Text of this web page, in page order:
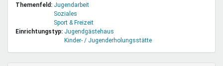
Themenfeld: Jugendarbeit
Soziales
Sport & Freizeit
Einrichtungstyp: Jugendgästehaus
Kinder- / Jugenderholungsstätte